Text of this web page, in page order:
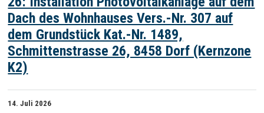
Dach des Wohnhauses Vers.-Nr. 307 auf
dem Grundstück Kat.-Nr. 1489,
Schmittenstrasse 26, 8458 Dorf (Kernzone
K2)
14. Juli 2026